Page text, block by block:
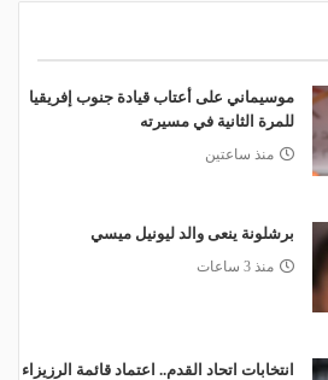
موسيماني على أعتاب قيادة جنوب إفريقيا
للمرة الثانية في مسيرته
منذ ساعتين
برشلونة ينعى والد ليونيل ميسي
منذ 3 ساعات
انتخابات اتحاد القدم.. اعتماد قائمة الرزيزاء